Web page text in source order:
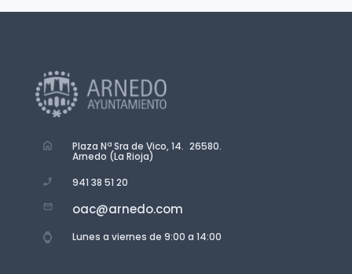
Plaza Nª Sra de Vico, 14. 26580.
Arnedo (La Rioja)
941 38 51 20
oac@arnedo.com
Lunes a viernes de 9:00 a 14:00